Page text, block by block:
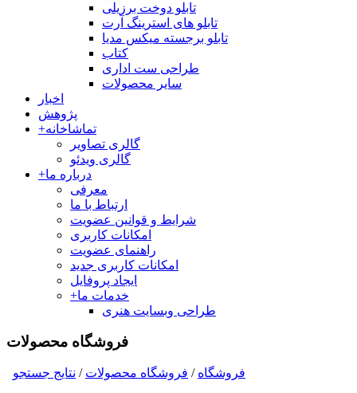
تابلو دوخت برزیلی
تابلو های استرینگ آرت
تابلو برجسته میکس مدیا
کتاب
طراحی ست اداری
سایر محصولات
اخبار
پژوهش
+تماشاخانه
گالری تصاویر
گالری ویدئو
+درباره ما
معرفی
ارتباط با ما
شرایط و قوانین عضویت
امکانات کاربری
راهنمای عضویت
امکانات کاربری جدید
ایجاد پروفایل
+خدمات ما
طراحی وبسایت هنری
فروشگاه محصولات
فروشگاه / فروشگاه محصولات / نتايج جستجو